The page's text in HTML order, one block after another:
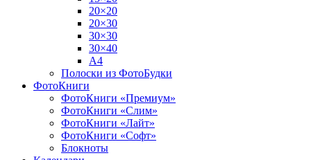
20×20
20×30
30×30
30×40
A4
Полоски из ФотоБудки
ФотоКниги
ФотоКниги «Премиум»
ФотоКниги «Слим»
ФотоКниги «Лайт»
ФотоКниги «Софт»
Блокноты